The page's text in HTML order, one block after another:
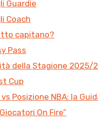
Guardie
Coach
capitano?
Pass
della Stagione 2025/
Cup
Posizione NBA: la
On Fire”